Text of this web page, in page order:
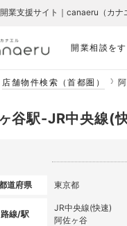
開業相談を
業支援サイト｜canaeru（カナ
店舗物件検索（首都圏）
谷駅-JR中央線(
道府県 東京都
路線/駅
JR中央線(快速)
阿佐ヶ谷